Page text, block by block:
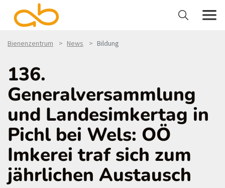
Bienenzentrum News Bildung
136.
Generalversammlung
und Landesimkertag in
Pichl bei Wels: OÖ
Imkerei traf sich zum
jährlichen Austausch